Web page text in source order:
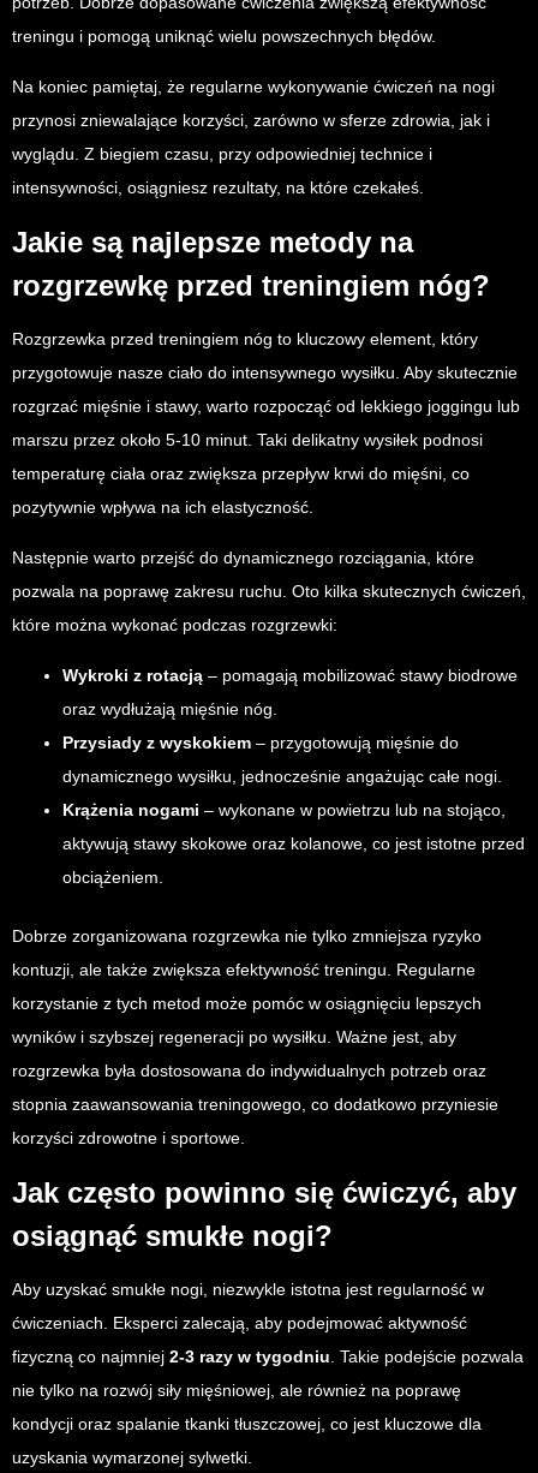
treningu i pomogą uniknąć wielu powszechnych błędów.
Na koniec pamiętaj, że regularne wykonywanie ćwiczeń na nogi
przynosi zniewalające korzyści, zarówno w sferze zdrowia, jak i
wyglądu. Z biegiem czasu, przy odpowiedniej technice i
intensywności, osiągniesz rezultaty, na które czekałeś.
Jakie są najlepsze metody na
rozgrzewkę przed treningiem nóg?
Rozgrzewka przed treningiem nóg to kluczowy element, który
przygotowuje nasze ciało do intensywnego wysiłku. Aby skutecznie
rozgrzać mięśnie i stawy, warto rozpocząć od lekkiego joggingu lub
marszu przez około 5-10 minut. Taki delikatny wysiłek podnosi
temperaturę ciała oraz zwiększa przepływ krwi do mięśni, co
pozytywnie wpływa na ich elastyczność.
Następnie warto przejść do dynamicznego rozciągania, które
pozwala na poprawę zakresu ruchu. Oto kilka skutecznych ćwiczeń,
które można wykonać podczas rozgrzewki:
Wykroki z rotacją – pomagają mobilizować stawy biodrowe
oraz wydłużają mięśnie nóg.
Przysiady z wyskokiem – przygotowują mięśnie do
dynamicznego wysiłku, jednocześnie angażując całe nogi.
Krążenia nogami – wykonane w powietrzu lub na stojąco,
aktywują stawy skokowe oraz kolanowe, co jest istotne przed
obciążeniem.
Dobrze zorganizowana rozgrzewka nie tylko zmniejsza ryzyko
kontuzji, ale także zwiększa efektywność treningu. Regularne
korzystanie z tych metod może pomóc w osiągnięciu lepszych
wyników i szybszej regeneracji po wysiłku. Ważne jest, aby
rozgrzewka była dostosowana do indywidualnych potrzeb oraz
stopnia zaawansowania treningowego, co dodatkowo przyniesie
korzyści zdrowotne i sportowe.
Jak często powinno się ćwiczyć, aby
osiągnąć smukłe nogi?
Aby uzyskać smukłe nogi, niezwykle istotna jest regularność w
ćwiczeniach. Eksperci zalecają, aby podejmować aktywność
fizyczną co najmniej 2-3 razy w tygodniu . Takie podejście pozwala
nie tylko na rozwój siły mięśniowej, ale również na poprawę
kondycji oraz spalanie tkanki tłuszczowej, co jest kluczowe dla
uzyskania wymarzonej sylwetki.